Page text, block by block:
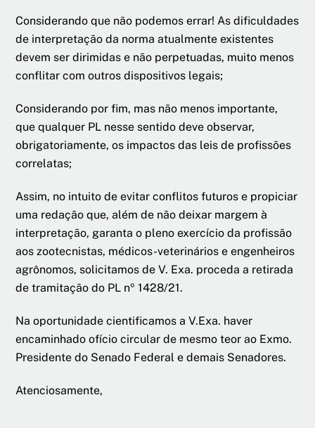
Considerando que não podemos errar! As dificuldades
de interpretação da norma atualmente existentes
devem ser dirimidas e não perpetuadas, muito menos
conflitar com outros dispositivos legais;
Considerando por fim, mas não menos importante,
que qualquer PL nesse sentido deve observar,
obrigatoriamente, os impactos das leis de profissões
correlatas;
Assim, no intuito de evitar conflitos futuros e propiciar
uma redação que, além de não deixar margem à
interpretação, garanta o pleno exercício da profissão
aos zootecnistas, médicos-veterinários e engenheiros
agrônomos, solicitamos de V. Exa. proceda a retirada
de tramitação do PL nº 1428/21.
Na oportunidade cientificamos a V.Exa. haver
encaminhado ofício circular de mesmo teor ao Exmo.
Presidente do Senado Federal e demais Senadores.
Atenciosamente,